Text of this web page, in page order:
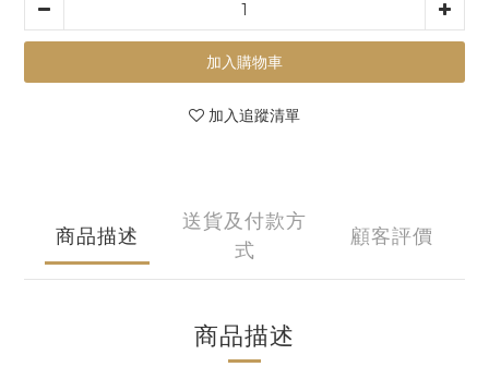
加入購物車
加入追蹤清單
商品描述
送貨及付款方
式
顧客評價
商品描述